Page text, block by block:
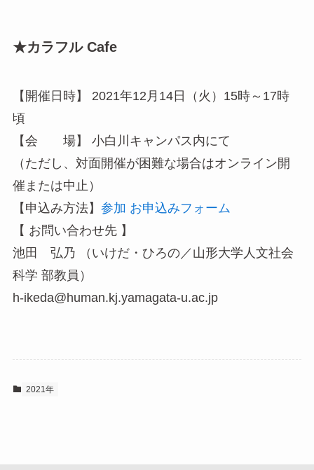
★カラフル Cafe
【開催日時】 2021年12月14日（火）15時～17時
頃
【会 場】 小白川キャンパス内にて
（ただし、対面開催が困難な場合はオンライン開
催または中止）
【申込み方法】 参加 お申込みフォーム
【 お問い合わせ先 】
池田 弘乃 （いけだ・ひろの／山形大学人文社会
科学 部教員）
h-ikeda@human.kj.yamagata-u.ac.jp
2021年